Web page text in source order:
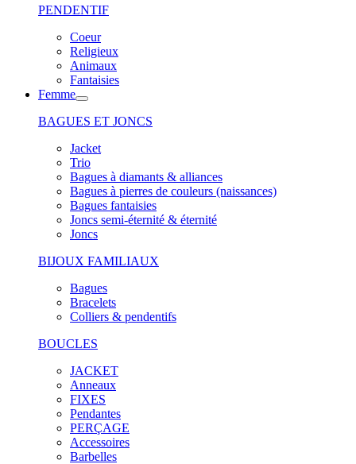
PENDENTIF
Coeur
Religieux
Animaux
Fantaisies
Femme
BAGUES ET JONCS
Jacket
Trio
Bagues à diamants & alliances
Bagues à pierres de couleurs (naissances)
Bagues fantaisies
Joncs semi-éternité & éternité
Joncs
BIJOUX FAMILIAUX
Bagues
Bracelets
Colliers & pendentifs
BOUCLES
JACKET
Anneaux
FIXES
Pendantes
PERÇAGE
Accessoires
Barbelles